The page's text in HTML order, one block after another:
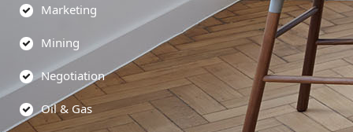
Marketing
Mining
Negotiation
Oil & Gas